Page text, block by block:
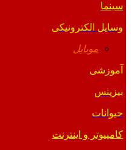
سینما
وسایل الکترونیکی
موبایل
آموزشی
بیزینس
حیوانات
کامپیوتر و اینترنت